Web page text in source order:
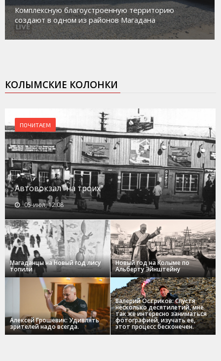
Комплексную благоустроенную территорию
создают в одном из районов Магадана
КОЛЫМСКИЕ КОЛОНКИ
ПОЧИТАЕМ
Автовокзал "на троих"
05-июл, 12:08
Магаданцы на Новый год лису
топили
Новый год на Колыме по
Альберту Эйнштейну
Алексей Грошевик: Удивлять
зрителей надо всегда.
Валерий Остриков: Спустя
несколько десятилетий, мне
так же интересно заниматься
фотографией, изучать ее,
этот процесс бесконечен.